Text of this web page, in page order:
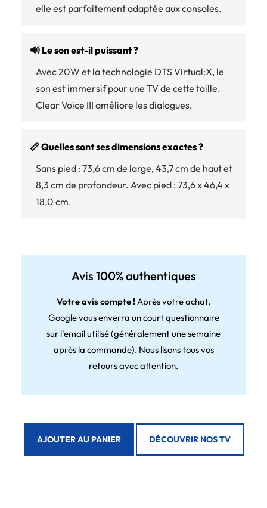
elle est parfaitement adaptée aux consoles.
🔊 Le son est-il puissant ?
Avec 20W et la technologie DTS Virtual:X, le
son est immersif pour une TV de cette taille.
Clear Voice III améliore les dialogues.
📏 Quelles sont ses dimensions exactes ?
Sans pied : 73,6 cm de large, 43,7 cm de haut et
8,3 cm de profondeur. Avec pied : 73,6 x 46,4 x
18,0 cm.
Avis 100% authentiques
Votre avis compte !Après votre achat,
Google vous enverra un court questionnaire
sur l'email utilisé (généralement une semaine
après la commande). Nous lisons tous vos
retours avec attention.
AJOUTER AU PANIER DÉCOUVRIR NOS TV